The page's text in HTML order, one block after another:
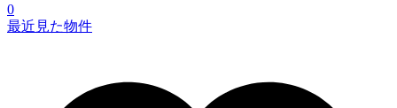
0
最近見た物件